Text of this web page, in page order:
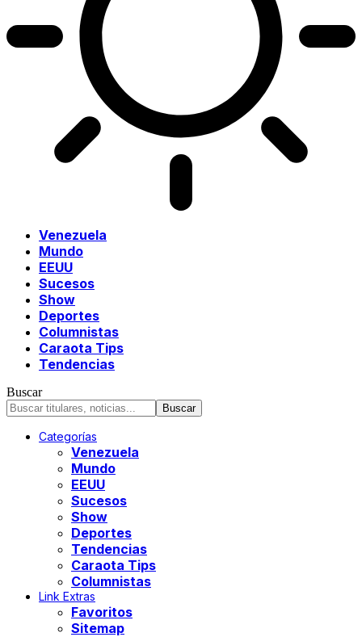
Venezuela
Mundo
EEUU
Sucesos
Show
Deportes
Columnistas
Caraota Tips
Tendencias
Buscar
Categorías
Venezuela
Mundo
EEUU
Sucesos
Show
Deportes
Tendencias
Caraota Tips
Columnistas
Link Extras
Favoritos
Sitemap